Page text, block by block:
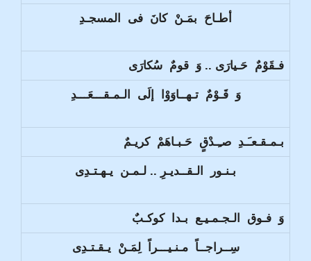
أطـاحَ بمَـنْ كانَ فى المسجـدِ
فـقَوْمٌ حَـيارَى .. وَ قومٌ سُكارَى
وَ قَـوْمٌ تـهــاوَوْا إلَى الـمـقـــعَـــدِ
بـمـقـعـَـدِ صـِـدْقٍ حَـبـاهَمْ كريـمٌ
بـنـور الـقــديـرِ .. لـمـن يـهـتـدِى
وَ فـوق الـجـمـيـع بـدا كوكـبٌ
سِــراجــاً مـنـيـــراً لِمَـنْ يـقـتـدِى